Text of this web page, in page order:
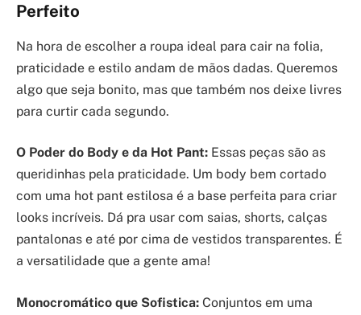
Perfeito
Na hora de escolher a roupa ideal para cair na folia,
praticidade e estilo andam de mãos dadas. Queremos
algo que seja bonito, mas que também nos deixe livres
para curtir cada segundo.
O Poder do Body e da Hot Pant: Essas peças são as
queridinhas pela praticidade. Um body bem cortado
com uma hot pant estilosa é a base perfeita para criar
looks incríveis. Dá pra usar com saias, shorts, calças
pantalonas e até por cima de vestidos transparentes. É
a versatilidade que a gente ama!
Monocromático que Sofistica: Conjuntos em uma